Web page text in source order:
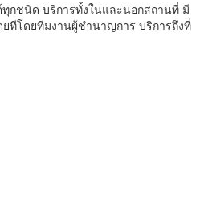
กชนิด บริการทั้งในและนอกสถานที่ มี
ทีโดยทีมงานผู้ชำนาญการ บริการถึงที่